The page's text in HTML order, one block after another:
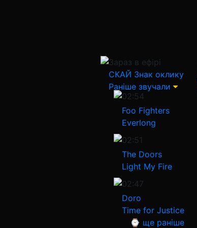
Зараз в ефірі
СКАЙ Знак оклику
Раніше звучали
02:54
Foo Fighters
Everlong
02:51
The Doors
Light My Fire
02:47
Doro
Time for Justice
⌚ ще раніше